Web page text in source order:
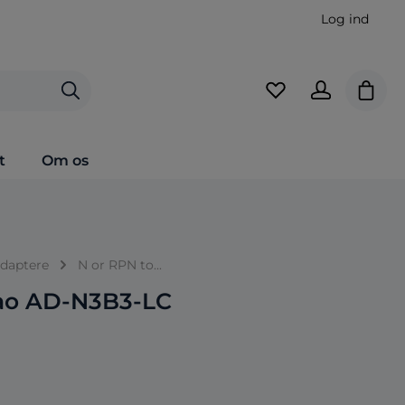
Log ind
Om os
N or RPN to...
AD-N3B3-LC